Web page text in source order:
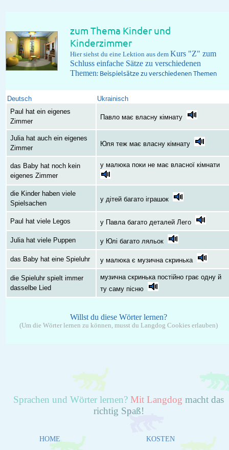
zum Thema Kinder und
Kinderzimmer
Hier siehst du eine Lektion aus dem Kurs "Z" zum
Schluss einfache Sätze zu verschiedenen
Themen: Beispielsätze zu verschiedenen Themen
Deutsch
Ukrainisch
Paul hat ein eigenes
Zimmer
Павло має власну кімнату
Julia hat auch ein eigenes
Zimmer
Юля теж має власну кімнату
das Baby hat noch kein
eigenes Zimmer
у малюка поки не має власної кімнати
die Kinder haben viele
Spielsachen
у дітей багато іграшок
Paul hat viele Legos у Павла багато деталей Лего
Julia hat viele Puppen у Юлі багато ляльок
das Baby hat eine Spieluhr у малюка є музична скринька
die Spieluhr spielt immer
dasselbe Lied
музична скринька постійно грає одну й
ту саму пісню
Willst du diese Wörter lernen?
(Um die Wörter lernen zu können, musst du Langdog Cookies erlauben)
Sprachen und Wörter lernen? Mit Langdog macht das
richtig Spaß!
HOME KOSTEN